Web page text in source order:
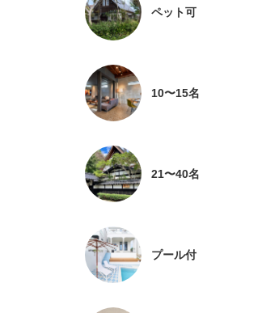
ペット可
10〜15名
21〜40名
プール付